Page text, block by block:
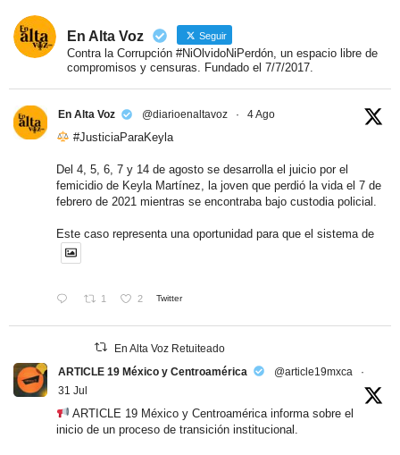
En Alta Voz Seguir
Contra la Corrupción #NiOlvidoNiPerdón, un espacio libre de
compromisos y censuras. Fundado el 7/7/2017.
En Alta Voz @diarioenaltavoz · 4 Ago
#JusticiaParaKeyla
Del 4, 5, 6, 7 y 14 de agosto se desarrolla el juicio por el
femicidio de Keyla Martínez, la joven que perdió la vida el 7 de
febrero de 2021 mientras se encontraba bajo custodia policial.
Este caso representa una oportunidad para que el sistema de
1 2 Twitter
En Alta Voz Retuiteado
ARTICLE 19 México y Centroamérica
@article19mxca
·
31 Jul
ARTICLE 19 México y Centroamérica informa sobre el
inicio de un proceso de transición institucional.